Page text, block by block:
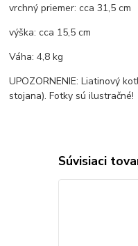
vrchný priemer: cca 31,5 cm
výška: cca 15,5 cm
Váha: 4,8 kg
UPOZORNENIE: Liatinový
stojana). Fotky sú ilustračné!
Súvisiaci